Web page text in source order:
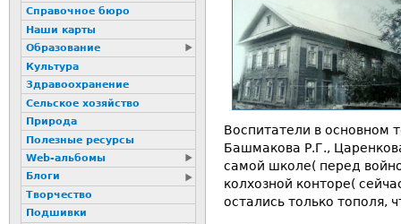
Воспитатели в основном
Башмакова Р.Г.,
самой школе( перед
колхозной конторе(
остались только тополя,
Справочное бюро
Наши карты
Образование
Культура
Здравоохранение
Сельское хозяйство
Природа
Полезные ресурсы
Web-альбомы
Блоги
Творчество
Подшивки